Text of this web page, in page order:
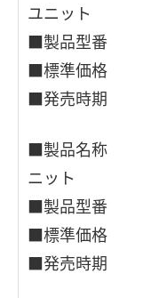
ユニット
■製品型番
■標準価格
■発売時期 ：
■製品名称 ：
ニット
■製品型番
■標準価格
■発売時期 ：